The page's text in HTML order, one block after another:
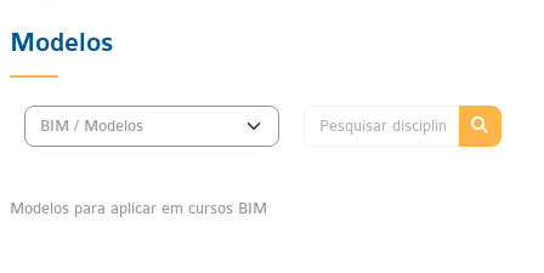
Modelos
Categorias de disciplinas
Pesquisar
Modelos para aplicar em cursos BIM